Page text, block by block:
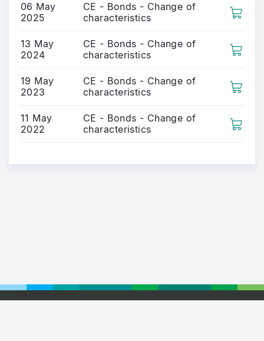
06 May
2025
CE - Bonds - Change of
characteristics
13 May
2024
CE - Bonds - Change of
characteristics
19 May
2023
CE - Bonds - Change of
characteristics
11 May
2022
CE - Bonds - Change of
characteristics